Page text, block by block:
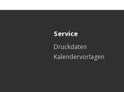
Service
Druckdaten
Kalendervorlagen